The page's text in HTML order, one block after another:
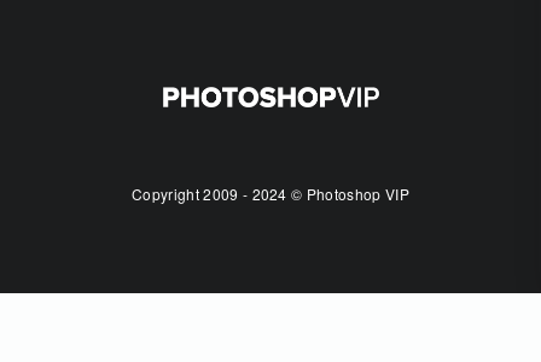
Copyright 2009 - 2024 © Photoshop VIP